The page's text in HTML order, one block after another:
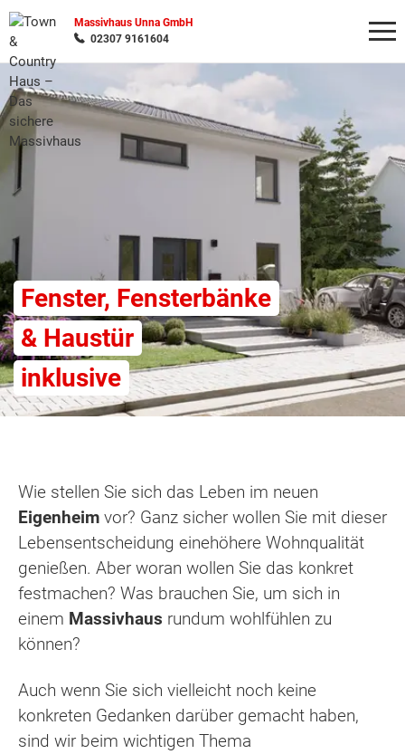
Massivhaus Unna GmbH
02307 9161604
Fenster, Fensterbänke
& Haustür
inklusive
Wie stellen Sie sich das Leben im neuen
Eigenheim vor? Ganz sicher wollen Sie mit dieser
Lebensentscheidung einehöhere Wohnqualität
genießen. Aber woran wollen Sie das konkret
festmachen? Was brauchen Sie, um sich in
einem Massivhaus rundum wohlfühlen zu
können?
Auch wenn Sie sich vielleicht noch keine
konkreten Gedanken darüber gemacht haben,
sind wir beim wichtigen Thema
Wonach möchten Sie suchen?